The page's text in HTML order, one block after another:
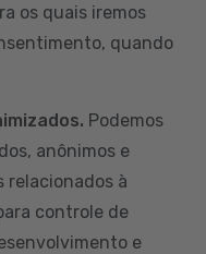
os quais iremos
quando
Podemos
anônimos e
relacionados à
controle de
e